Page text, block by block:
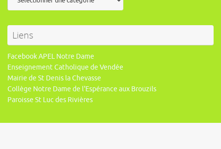
Liens
Facebook APEL Notre Dame
Enseignement Catholique de Vendée
Mairie de St Denis la Chevasse
Collège Notre Dame de l'Espérance aux Brouzils
Paroisse St Luc des Rivières